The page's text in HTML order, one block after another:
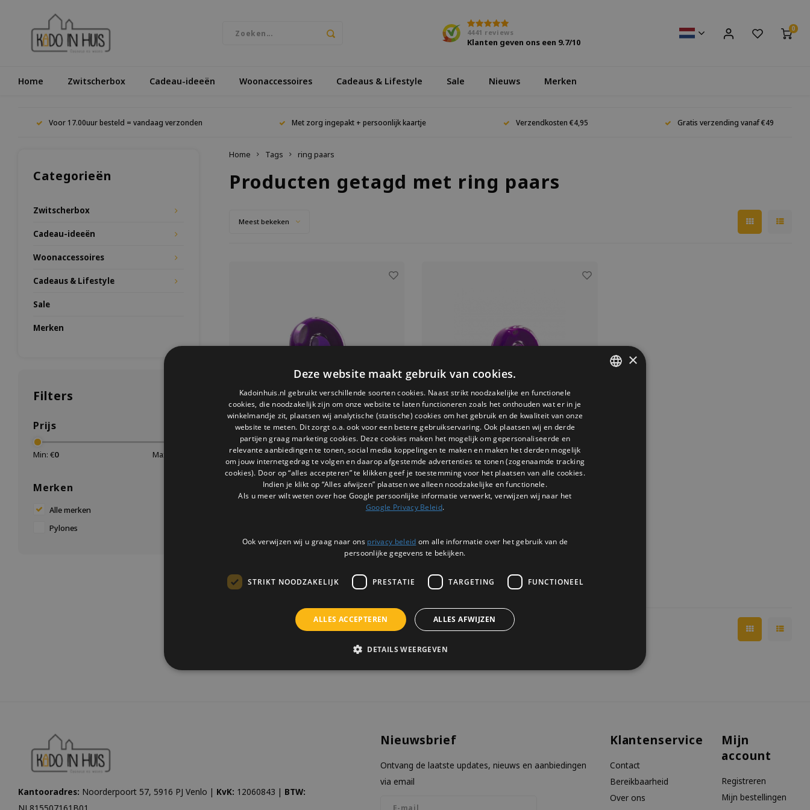
4441 reviews
Klanten geven ons een 9.7/10
0
Home Zwitscherbox Cadeau-ideeën Woonaccessoires Cadeaus & Lifestyle Sale Nieuws Merken
Voor 17.00uur besteld = vandaag verzonden Met zorg ingepakt + persoonlijk kaartje Verzendkosten €4,95 Gratis verzending vanaf €49
Categorieën
Zwitscherbox
Cadeau-ideeën
Woonaccessoires
Cadeaus & Lifestyle
Sale
Merken
Filters
Prijs
Min: €0 Max: €
Merken
Alle merken
Pylones
Home Tags ring paars
Producten getagd met ring paars
Meest bekeken
Pylones
glas ring paars medium duo
Ben je klaar om je sieradencollectie te verrijken
met een unieke Pylones glazen ring? Ontdek het
volledige assortiment en kies het ontwerp dat het
3 OP VOORRAAD
Pylones
glas ring paars duo mini
Ben je klaar om je sieradencollectie te verrijken
met een unieke Pylones glazen ring? Ontdek het
volledige assortiment en kies het ontwerp dat het
1 OP VOORRAAD
Kantooradres: Noorderpoort 57, 5916 PJ Venlo | KvK: 12060843 | BTW:
Nieuwsbrief
Ontvang de laatste updates, nieuws en aanbiedingen
via email
Klantenservice
Contact
Bereikbaarheid
Over ons
Mijn
account
Registreren
Mijn bestellingen
×
Deze website maakt gebruik van cookies.
Kadoinhuis.nl gebruikt verschillende soorten cookies. Naast strikt noodzakelijke en functionele
cookies, die noodzakelijk zijn om onze website te laten functioneren zoals het onthouden wat er in je
winkelmandje zit, plaatsen wij analytische (statische) cookies om het gebruik en de kwaliteit van onze
website te meten. Dit zorgt o.a. ook voor een betere gebruikservaring. Ook plaatsen wij en derde
partijen graag marketing cookies. Deze cookies maken het mogelijk om gepersonaliseerde en
relevante aanbiedingen te tonen, social media koppelingen te maken en maken het derden mogelijk
om jouw internetgedrag te volgen en daarop afgestemde advertenties te tonen (zogenaamde tracking
cookies). Door op “alles accepteren” te klikken geef je toestemming voor het plaatsen van alle cookies.
Indien je klikt op “Alles afwijzen” plaatsen we alleen noodzakelijke en functionele.
Als u meer wilt weten over hoe Google persoonlijke informatie verwerkt, verwijzen wij naar het
Google Privacy Beleid.
Ook verwijzen wij u graag naar ons privacy beleid om alle informatie over het gebruik van de
persoonlijke gegevens te bekijken.
STRIKT NOODZAKELIJK PRESTATIE TARGETING FUNCTIONEEL
ALLES ACCEPTEREN ALLES AFWIJZEN
DETAILS WEERGEVEN